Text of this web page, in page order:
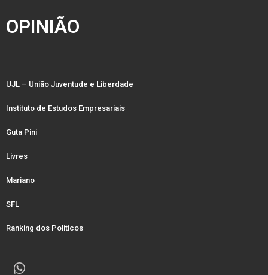
OPINIÃO
UJL – União Juventude e Liberdade
Instituto de Estudos Empresariais
Guta Pini
Livres
Mariano
SFL
Ranking dos Politicos